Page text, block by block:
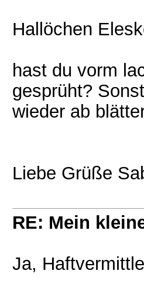
Hallöchen
hast du vorm
gesprüht?
wieder ab
Liebe Grüße
RE: Mein
Ja,